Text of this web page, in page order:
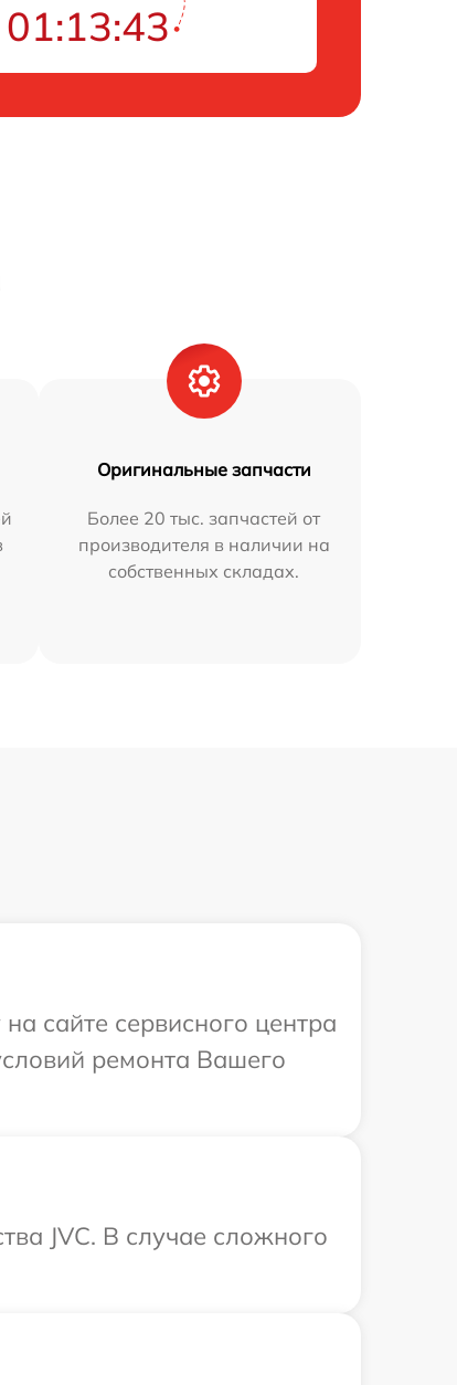
01:13:42
Оригинальные запчасти
Более 20 тыс. запчастей от
производителя в наличии на
собственных складах.
сайте сервисного центра
ремонта Вашего
JVC. В случае сложного